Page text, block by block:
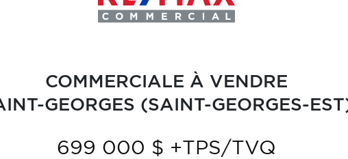
COMMERCIALE À VENDRE
GEORGES (SAINT-GEORGES-
699 000 $ +TPS/TVQ